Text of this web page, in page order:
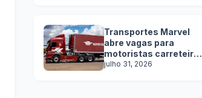
Transportes Marvel
abre vagas para
motoristas carreteiros
SEM EXPERIÊNCIA
julho 31, 2026